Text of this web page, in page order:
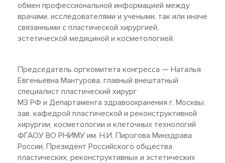
обмен профессиональной информацией между
врачами, исследователями и учеными, так или иначе
связанными с пластической хирургией,
эстетической медициной и косметологией.
Председатель оргкомитета конгресса — Наталья
Евгеньевна Мантурова, главный внештатный
специалист пластический хирург
МЗ РФ и Департамента здравоохранения г. Москвы,
зав. кафедрой пластической и реконструктивной
хирургии, косметологии и клеточных технологий
ФГАОУ ВО РНИМУ им. Н.И. Пирогова Минздрава
России, Президент Российского общества
пластических, реконструктивных и эстетических